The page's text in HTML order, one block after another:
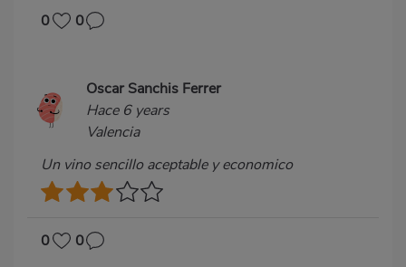
0 0
Oscar Sanchis Ferrer
Hace 6 years
Valencia
Un vino sencillo aceptable y economico
0 0